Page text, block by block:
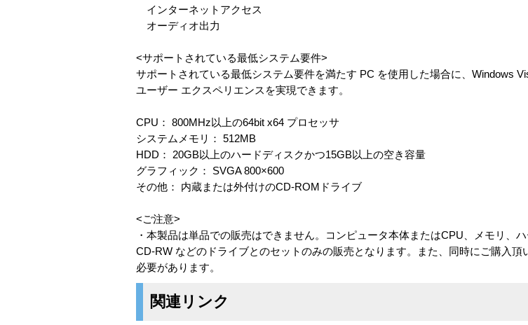
インターネットアクセス
オーディオ出力
<サポートされている最低システム要件>
サポートされている最低システム要件を満たす PC を使用した場合に、Windows
ユーザー エクスペリエンスを実現できます。
CPU： 800MHz以上の64bit x64 プロセッサ
システムメモリ： 512MB
HDD： 20GB以上のハードディスクかつ15GB以上の空き容量
グラフィック： SVGA 800×600
その他： 内蔵または外付けのCD-ROMドライブ
<ご注意>
・本製品は単品での販売はできません。コンピュータ本体またはCPU、メモリ、
CD-RW などのドライブとのセットのみの販売となります。また、同時にご購入頂
必要があります。
関連リンク